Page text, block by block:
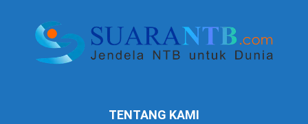
TENTANG KAMI